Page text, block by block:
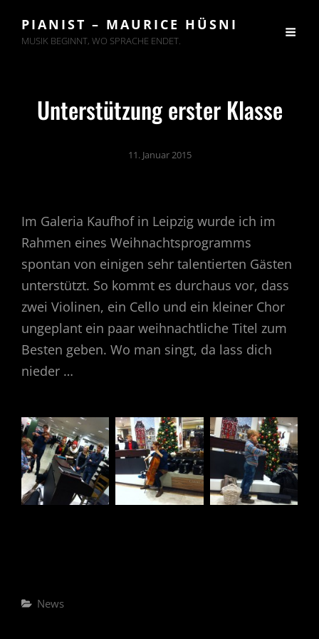
PIANIST – MAURICE HÜSNI
MUSIK BEGINNT, WO SPRACHE ENDET.
Unterstützung erster Klasse
11. Januar 2015
Im Galeria Kaufhof in Leipzig wurde ich im
Rahmen eines Weihnachtsprogramms
spontan von einigen sehr talentierten Gästen
unterstützt. So kommt es durchaus vor, dass
zwei Violinen, ein Cello und ein kleiner Chor
ungeplant ein paar weihnachtliche Titel zum
Besten geben. Wo man singt, da lass dich
nieder …
Categories
News